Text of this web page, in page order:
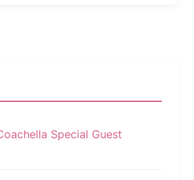
Special Guest